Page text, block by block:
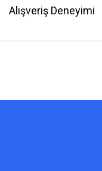
Alışveriş Deneyimi